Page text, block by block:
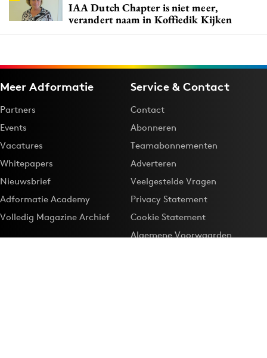
IAA Dutch Chapter is niet meer,
verandert naam in Koffiedik Kijken
Meer Adformatie
Partners
Events
Vacatures
Whitepapers
Nieuwsbrief
Adformatie Academy
Volledig Magazine Archief
Service & Contact
Contact
Abonneren
Teamabonnementen
Adverteren
Veelgestelde Vragen
Privacy Statement
Cookie Statement
Algemene Voorwaarden